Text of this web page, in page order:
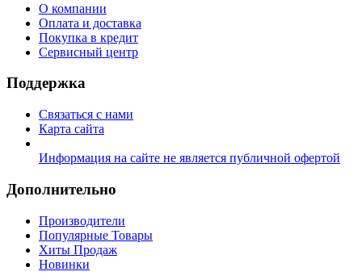
О компании
Оплата и доставка
Покупка в кредит
Сервисный центр
Поддержка
Связаться с нами
Карта сайта
Информация на сайте не является публичной офертой
Дополнительно
Производители
Популярные Товары
Хиты Продаж
Новинки